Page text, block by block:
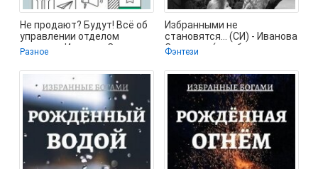
Не продают? Будут! Всё об
управлении отделом
продаж - Иванова Светлана
Разное
Избранными не
становятся… (СИ) - Иванова
Светлана (мир бесплатных
Фэнтези